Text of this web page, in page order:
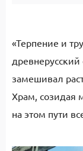
«Терпение и
замешивал
Храм, созидая
на этом пути